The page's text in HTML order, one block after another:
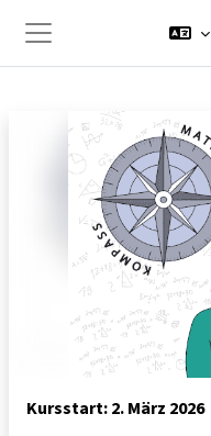
Website-Übersicht
Kursstart: 2. März 2026